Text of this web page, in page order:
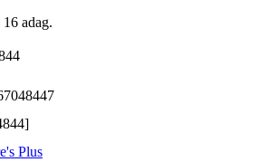
adag.
Plus